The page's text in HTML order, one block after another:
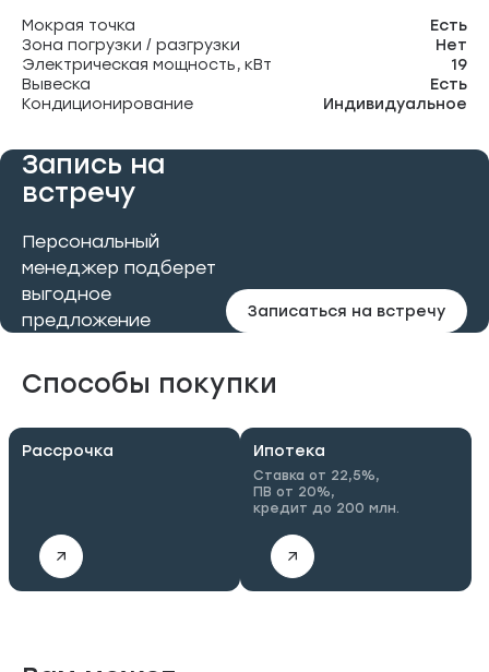
Мокрая точка
Есть
Зона погрузки / разгрузки
Нет
Электрическая мощность, кВт
19
Вывеска
Есть
Кондиционирование
Индивидуальное
Запись на
встречу
Персональный
менеджер подберет
выгодное
предложение
Записаться на встречу
Способы покупки
Рассрочка Ипотека
Ставка от 22,5%,
ПВ от 20%,
кредит до 200 млн.